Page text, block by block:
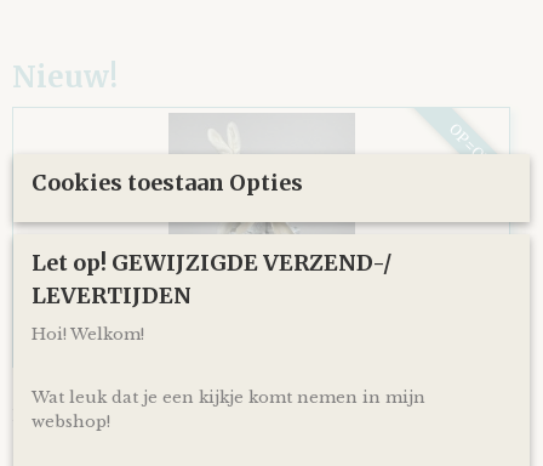
Nieuw!
OP=OP
Luiertaart Bunnies By The Bay Speenknuffel
Konijn Wit - Beige
Luiertaart Bunnies By The Bay Speenknuffel Konijn Wit -…
Cookies toestaan Opties
Let op! GEWIJZIGDE VERZEND-/
LEVERTIJDEN
Hoi! Welkom!
Wat leuk dat je een kijkje komt nemen in mijn
webshop!